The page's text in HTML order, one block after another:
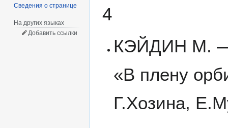
4
КЭЙДИН М. —
«В плену
Г.Хозина,
Сведения о странице
На других языках
Добавить ссылки